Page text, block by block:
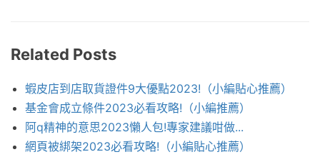
Related Posts
蝦皮店到店取貨證件9大優點2023!（小編貼心推薦）
基金會成立條件2023必看攻略!（小編推薦）
阿q精神的意思2023懶人包!專家建議咁做...
網頁被綁架2023必看攻略!（小編貼心推薦）